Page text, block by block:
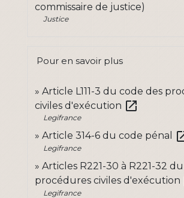
commissaire de justice)
Justice
Pour en savoir plus
Article L111-3 du code des
civiles d'exécution open_in_new
Legifrance
Article 314-6 du code pénal
Legifrance
Articles R221-30 à R221-32
procédures civiles d'exécution
Legifrance